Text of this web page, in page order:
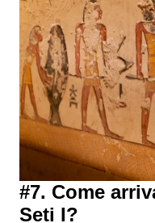
#7. Come
Seti I?